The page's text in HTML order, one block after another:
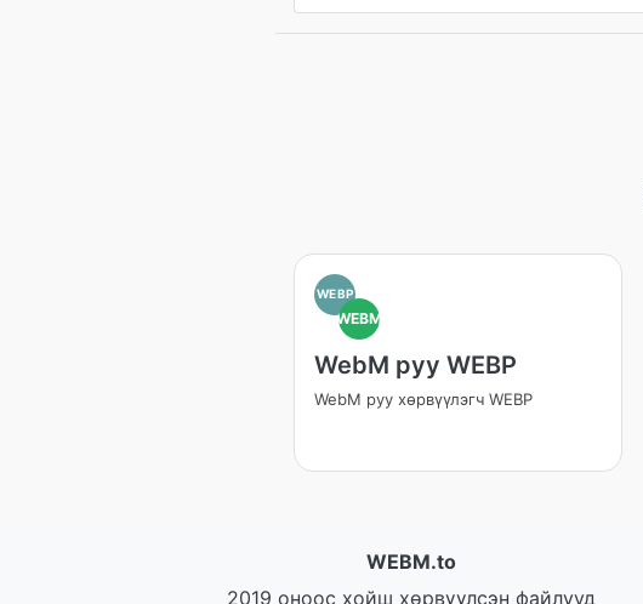
WEBP
WEBM
WebM руу WEBP
WebM руу хөрвүүлэгч WEBP
WEBM.to
2019 оноос хойш хөрвүүлсэн файлууд